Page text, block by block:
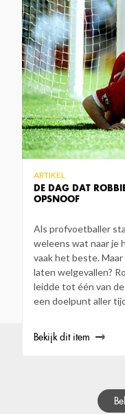
DE DAG DAT
OPSNOOF
ARTIKEL
Als profvoetballer
weleens wat naar je
vaak het beste.
laten welgevallen?
leidde tot één van
een doelpunt aller
Bekijk dit item